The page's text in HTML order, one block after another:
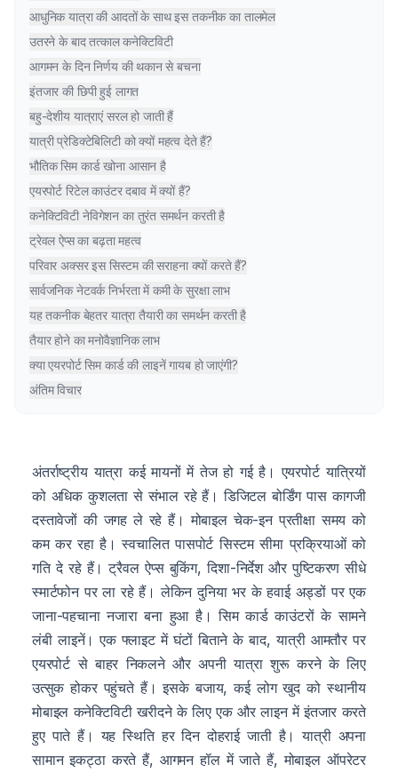
आधुनिक यात्रा की आदतों के साथ इस तकनीक का तालमेल
उतरने के बाद तत्काल कनेक्टिविटी
आगमन के दिन निर्णय की थकान से बचना
इंतजार की छिपी हुई लागत
बहु-देशीय यात्राएं सरल हो जाती हैं
यात्री प्रेडिक्टेबिलिटी को क्यों महत्व देते हैं?
भौतिक सिम कार्ड खोना आसान है
एयरपोर्ट रिटेल काउंटर दबाव में क्यों हैं?
कनेक्टिविटी नेविगेशन का तुरंत समर्थन करती है
ट्रेवल ऐप्स का बढ़ता महत्व
परिवार अक्सर इस सिस्टम की सराहना क्यों करते हैं?
सार्वजनिक नेटवर्क निर्भरता में कमी के सुरक्षा लाभ
यह तकनीक बेहतर यात्रा तैयारी का समर्थन करती है
तैयार होने का मनोवैज्ञानिक लाभ
क्या एयरपोर्ट सिम कार्ड की लाइनें गायब हो जाएंगी?
अंतिम विचार
अंतर्राष्ट्रीय यात्रा कई मायनों में तेज हो गई है। एयरपोर्ट यात्रियों
को अधिक कुशलता से संभाल रहे हैं। डिजिटल बोर्डिंग पास कागजी
दस्तावेजों की जगह ले रहे हैं। मोबाइल चेक-इन प्रतीक्षा समय को
कम कर रहा है। स्वचालित पासपोर्ट सिस्टम सीमा प्रक्रियाओं को
गति दे रहे हैं। ट्रैवल ऐप्स बुकिंग, दिशा-निर्देश और पुष्टिकरण सीधे
स्मार्टफोन पर ला रहे हैं। लेकिन दुनिया भर के हवाई अड्डों पर एक
जाना-पहचाना नजारा बना हुआ है। सिम कार्ड काउंटरों के सामने
लंबी लाइनें। एक फ्लाइट में घंटों बिताने के बाद, यात्री आमतौर पर
एयरपोर्ट से बाहर निकलने और अपनी यात्रा शुरू करने के लिए
उत्सुक होकर पहुंचते हैं। इसके बजाय, कई लोग खुद को स्थानीय
मोबाइल कनेक्टिविटी खरीदने के लिए एक और लाइन में इंतजार करते
हुए पाते हैं। यह स्थिति हर दिन दोहराई जाती है। यात्री अपना
सामान इकट्ठा करते हैं, आगमन हॉल में जाते हैं, मोबाइल ऑपरेटर